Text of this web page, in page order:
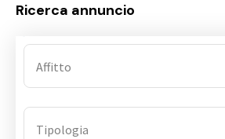
Ricerca annuncio
Affitto
Tipologia